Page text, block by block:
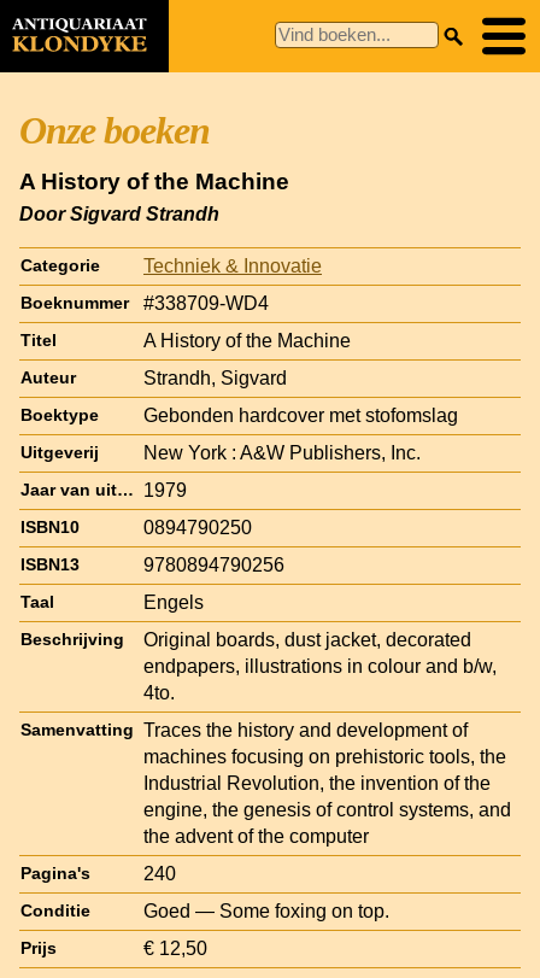
Onze boeken
A History of the Machine
Door Sigvard Strandh
Categorie Techniek & Innovatie
Boeknummer #338709-WD4
Titel A History of the Machine
Auteur Strandh, Sigvard
Boektype Gebonden hardcover met stofomslag
Uitgeverij New York : A&W Publishers, Inc.
Jaar van uitgave 1979
ISBN10 0894790250
ISBN13 9780894790256
Taal Engels
Beschrijving
Original boards, dust jacket, decorated
endpapers, illustrations in colour and b/w,
4to.
Samenvatting Traces the history and development of
machines focusing on prehistoric tools, the
Industrial Revolution, the invention of the
engine, the genesis of control systems, and
the advent of the computer
Pagina's 240
Conditie Goed — Some foxing on top.
Prijs € 12,50